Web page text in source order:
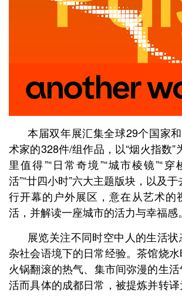
本届双年展汇集全球29个国家
术家的328件/组作品，以“烟火指数”
里值得”“日常奇境”“城市棱镜”“穿
活”“廿四小时”六大主题版块，以及
行开幕的户外展区，意在从艺术的
活，并解读一座城市的活力与幸福感。
展览关注不同时空中人的生活
杂社会语境下的日常经验。茶馆烧水
火锅翻滚的热气、集市间弥漫的生
活而具体的成都日常，被提炼并转